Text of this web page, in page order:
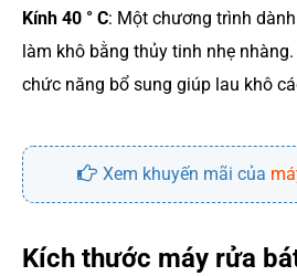
Kính 40 ° C: Một chương trình
làm khô bằng thủy tinh nhẹ
chức năng bổ sung giúp lau khô
Xem khuyến mãi của
Kích thước máy rửa